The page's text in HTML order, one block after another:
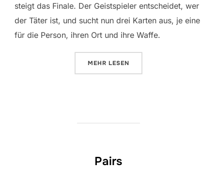
steigt das Finale. Der Geistspieler entscheidet, wer
der Täter ist, und sucht nun drei Karten aus, je eine
für die Person, ihren Ort und ihre Waffe.
MEHR ÜBER „MYSTERIUM“
LESEN
Pairs